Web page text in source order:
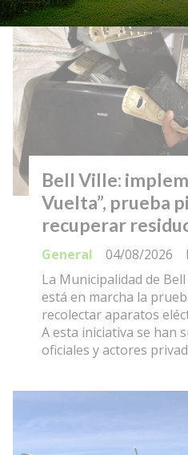
Bell Ville:
Vuelta”, prueba
recuperar
General
04/08/2026
La Municipalidad de
está en marcha la
recolectar aparatos
A esta iniciativa se han
oficiales y actores